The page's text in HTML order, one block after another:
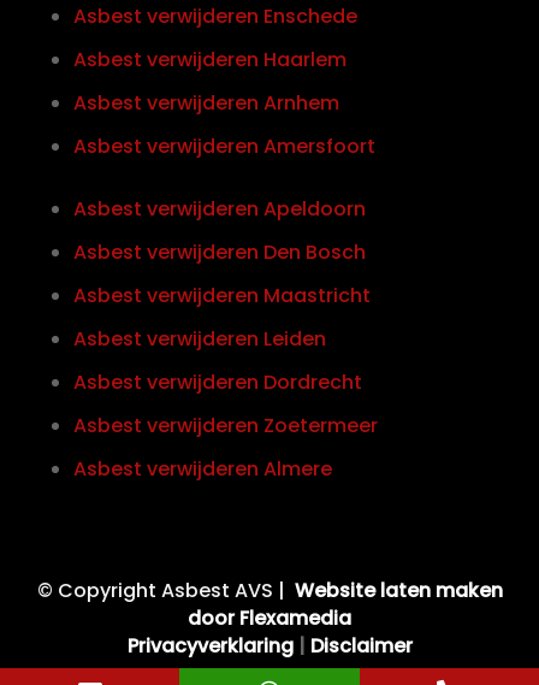
Asbest verwijderen Enschede
Asbest verwijderen Haarlem
Asbest verwijderen Arnhem
Asbest verwijderen Amersfoort
Asbest verwijderen Apeldoorn
Asbest verwijderen Den Bosch
Asbest verwijderen Maastricht
Asbest verwijderen Leiden
Asbest verwijderen Dordrecht
Asbest verwijderen Zoetermeer
Asbest verwijderen Almere
© Copyright Asbest AVS | Website laten maken
door Flexamedia
Privacyverklaring| Disclaimer